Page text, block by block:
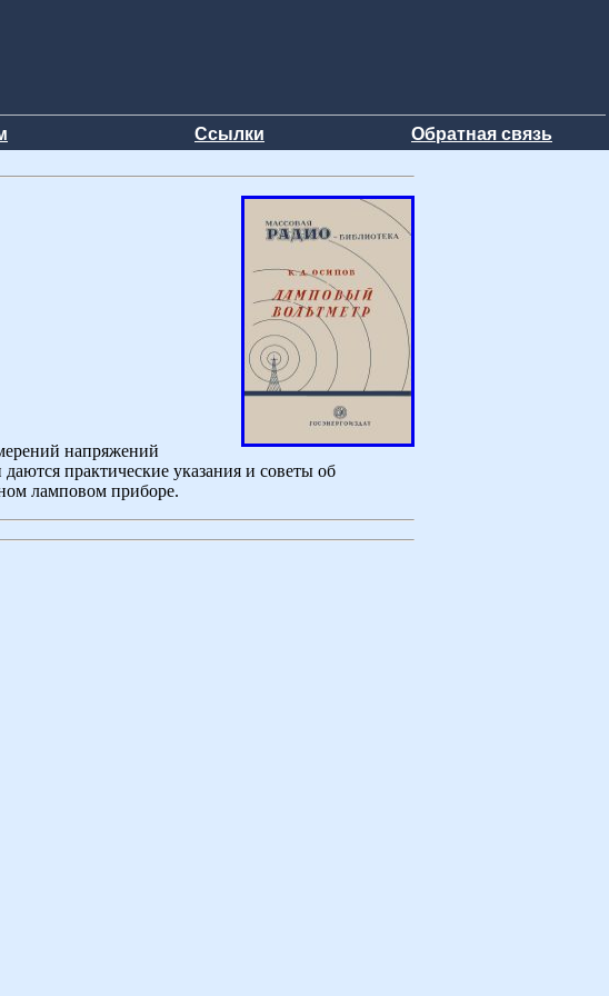
Ссылки Обратная связь
напряжений
практические указания и советы об
ламповом приборе.